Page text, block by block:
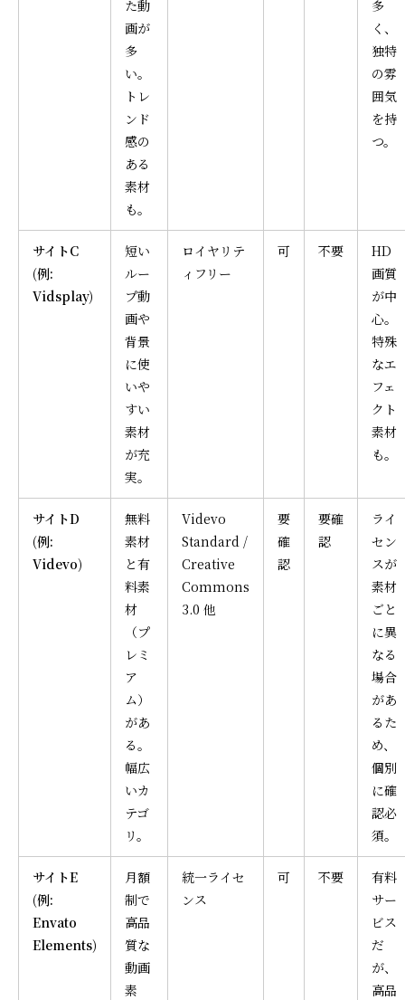
た動
画が
多
い。
トレ
ンド
感の
ある
素材
も。
多
く、
独特
の雰
囲気
を持
つ。
サイトC
(例:
Vidsplay)
短い
ルー
プ動
画や
背景
に使
いや
すい
素材
が充
実。
ロイヤリテ
ィフリー
可 不要
HD
画質
が中
心。
特殊
なエ
フェ
クト
素材
も。
サイトD
(例:
Videvo)
無料
素材
と有
料素
材
（プ
レミ
ア
ム）
があ
る。
幅広
いカ
テゴ
リ。
Videvo
Standard /
Creative
Commons
3.0 他
要
確
認
要確
認
ライ
セン
スが
素材
ごと
に異
なる
場合
があ
るた
め、
個別
に確
認必
須。
サイトE
(例:
Envato
Elements)
月額
制で
高品
質な
動画
素
統一ライセ
ンス
可 不要
有料
サー
ビス
だ
が、
高品